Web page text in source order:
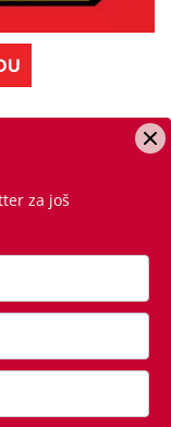
za još